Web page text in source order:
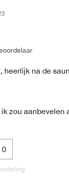
heerlijk na de
ik zou aanbevelen
0